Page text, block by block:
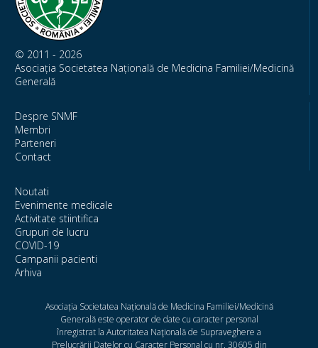
© 2011 - 2026
Asociația Societatea Națională de Medicina Familiei/Medicină
Generală
Despre SNMF
Membri
Parteneri
Contact
Noutati
Evenimente medicale
Activitate stiintifica
Grupuri de lucru
COVID-19
Campanii pacienti
Arhiva
Asociația Societatea Națională de Medicina Familiei/Medicină
Generală este operator de date cu caracter personal
înregistrat la Autoritatea Naţională de Supraveghere a
Prelucrării Datelor cu Caracter Personal cu nr. 30605 din